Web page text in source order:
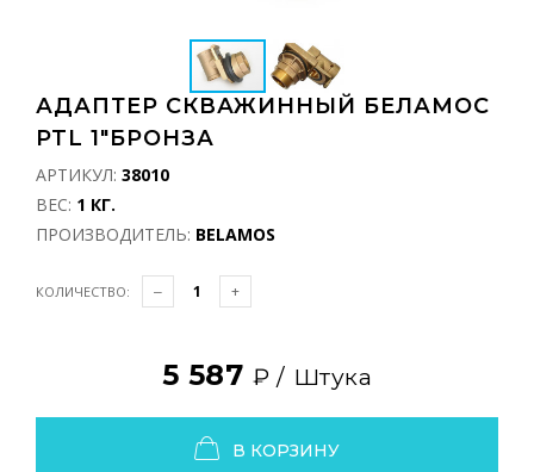
АДАПТЕР СКВАЖИННЫЙ БЕЛАМОС
PTL 1"БРОНЗА
АРТИКУЛ: 38010
ВЕС: 1 КГ.
ПРОИЗВОДИТЕЛЬ: BELAMOS
КОЛИЧЕСТВО:
5 587 ₽ / Штука
В КОРЗИНУ